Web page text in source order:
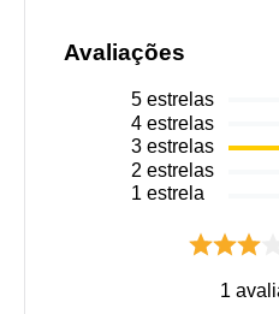
Avaliações
5 estrelas
4 estrelas
3 estrelas
2 estrelas
1 estrela
1